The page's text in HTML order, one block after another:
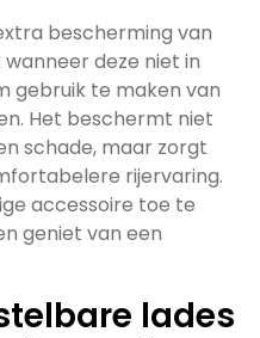
bescherming van
deze niet in
gebruik te maken van
Het beschermt niet
schade, maar zorgt
rijervaring.
accessoire toe te
geniet van een
lades